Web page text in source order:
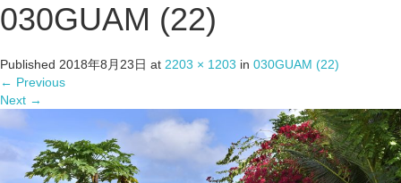
030GUAM (22)
Published 2018年8月23日 at 2203 × 1203 in 030GUAM (22)
← Previous
Next →